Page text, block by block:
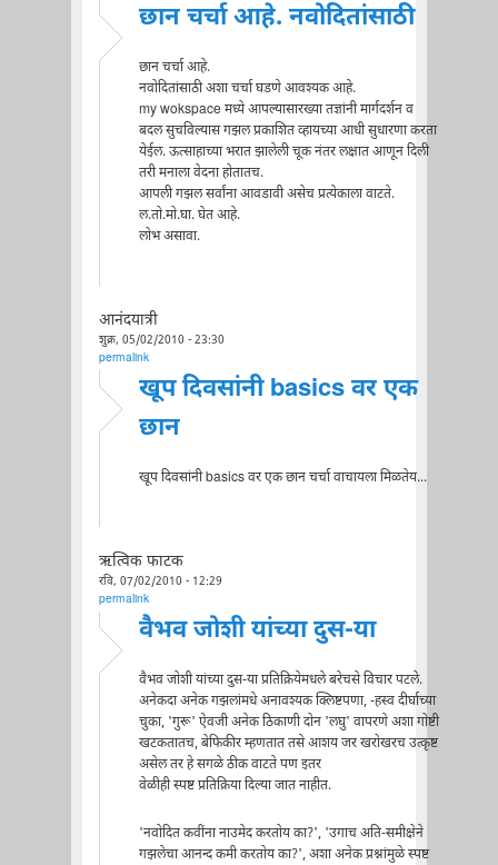
छान चर्चा आहे. नवोदितांसाठी
छान चर्चा आहे.
नवोदितांसाठी अशा चर्चा घडणे आवश्यक आहे.
my wokspace मध्ये आपल्यासारख्या तज्ञांनी मार्गदर्शन व
बदल सुचविल्यास गझल प्रकाशित व्हायच्या आधी सुधारणा करता
येईल. ऊत्साहाच्या भरात झालेली चूक नंतर लक्षात आणून दिली
तरी मनाला वेदना होतातच.
आपली गझल सर्वांना आवडावी असेच प्रत्येकाला वाटते.
ल.तो.मो.घा. घेत आहे.
लोभ असावा.
आनंदयात्री
शुक्र, 05/02/2010 - 23:30
permalink
खूप दिवसांनी basics वर एक
छान
खूप दिवसांनी basics वर एक छान चर्चा वाचायला मिळतेय...
ऋत्विक फाटक
रवि, 07/02/2010 - 12:29
permalink
वैभव जोशी यांच्या दुस-या
वैभव जोशी यांच्या दुस-या प्रतिक्रियेमधले बरेचसे विचार पटले.
अनेकदा अनेक गझलांमधे अनावश्यक क्लिष्टपणा, -हस्व दीर्घाच्या
चुका, 'गुरू' ऐवजी अनेक ठिकाणी दोन 'लघु' वापरणे अशा गोष्टी
खटकतातच, बेफिकीर म्हणतात तसे आशय जर खरोखरच उत्कृष्ट
असेल तर हे सगळे ठीक वाटते पण इतर
वेळीही स्पष्ट प्रतिक्रिया दिल्या जात नाहीत.
'नवोदित कवींना नाउमेद करतोय का?', 'उगाच अति-समीक्षेने
गझलेचा आनन्द कमी करतोय का?', अशा अनेक प्रश्नांमुळे स्पष्ट